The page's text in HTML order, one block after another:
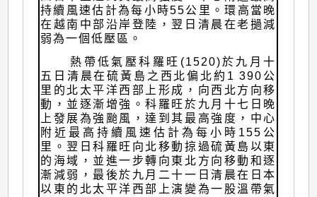
持續風速估計為每小時55公里。環高當晚
在越南中部沿岸登陸，翌日清晨在老撾減
弱為一個低壓區。
熱帶低氣壓科羅旺(1520)於九月十
五日清晨在硫黃島之西北偏北約1 390公
里的北太平洋西部上形成，向西北方向移
動，並逐漸增強。科羅旺於九月十七日晚
上發展為強颱風，達到其最高強度，中心
附近最高持續風速估計為每小時155公
里。翌日科羅旺向北移動掠過硫黃島以東
的海域，並進一步轉向東北方向移動和逐
漸減弱，最後於九月二十一日清晨在日本
以東的北太平洋西部上演變為一股溫帶氣